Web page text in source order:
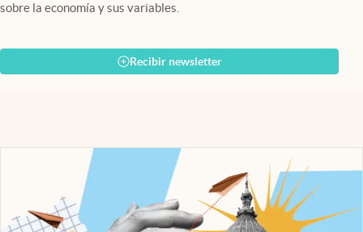
sobre la economía y sus variables.
Recibir newsletter